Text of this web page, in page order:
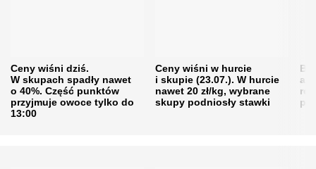
Ceny wiśni dziś.
W skupach spadły nawet
o 40%. Część punktów
przyjmuje owoce tylko do
13:00
Ceny wiśni w hurcie
i skupie (23.07.). W hurcie
nawet 20 zł/kg, wybrane
skupy podniosły stawki